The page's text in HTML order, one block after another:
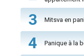
3 Mitsva en
4 Panique à la